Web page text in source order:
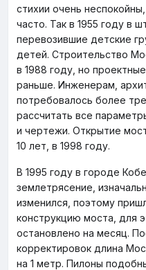
стихии очень
часто. Так в 1955 году в
перевозившие детские
детей. Строительство
в 1988 году, но
раньше. Инженерам,
потребовалось более
рассчитать все
и чертежи. Открытие
10 лет, в 1998 году.
В 1995 году в городе
землетрясение,
изменился, поэтому
конструкцию моста, для
остановлено на месяц.
корректировок длина
на 1 метр. Пилоны